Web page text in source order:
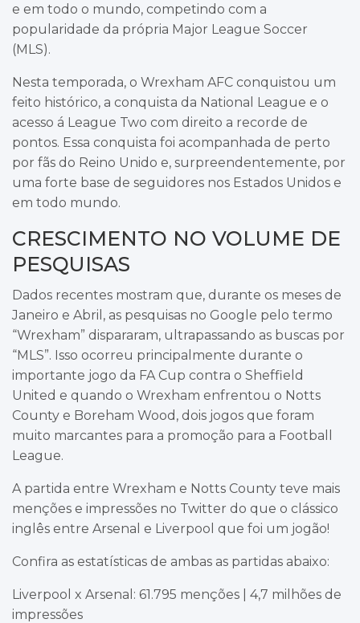
e em todo o mundo, competindo com a
popularidade da própria Major League Soccer
(MLS).
Nesta temporada, o Wrexham AFC conquistou um
feito histórico, a conquista da National League e o
acesso á League Two com direito a recorde de
pontos. Essa conquista foi acompanhada de perto
por fãs do Reino Unido e, surpreendentemente, por
uma forte base de seguidores nos Estados Unidos e
em todo mundo.
CRESCIMENTO NO VOLUME DE
PESQUISAS
Dados recentes mostram que, durante os meses de
Janeiro e Abril, as pesquisas no Google pelo termo
“Wrexham” dispararam, ultrapassando as buscas por
“MLS”. Isso ocorreu principalmente durante o
importante jogo da FA Cup contra o Sheffield
United e quando o Wrexham enfrentou o Notts
County e Boreham Wood, dois jogos que foram
muito marcantes para a promoção para a Football
League.
A partida entre Wrexham e Notts County teve mais
menções e impressões no Twitter do que o clássico
inglês entre Arsenal e Liverpool que foi um jogão!
Confira as estatísticas de ambas as partidas abaixo:
Liverpool x Arsenal: 61.795 menções | 4,7 milhões de
impressões